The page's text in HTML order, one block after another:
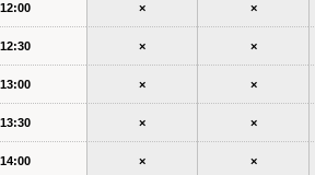
12:00 × ×
12:30 × ×
13:00 × ×
13:30 × ×
14:00 × ×